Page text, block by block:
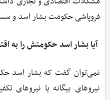
فروپاشی حکومت بشار اسد و
آیا بشار اسد حکومتش را به
نمی‌توان گفت که بشار اسد
نیروهای بیگانه یا نیروهای